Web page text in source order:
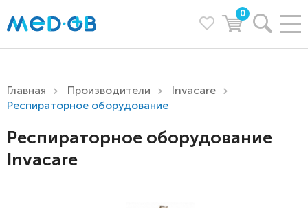
0
Главная Производители
Invacare
Респираторное оборудование
Респираторное оборудование
Invacare